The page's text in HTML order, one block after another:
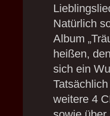
Natürlich
Album
heißen,
sich ein
weitere 4